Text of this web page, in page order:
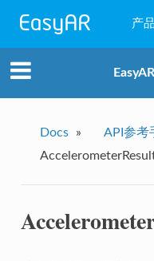
产品
小
Docs » API参考